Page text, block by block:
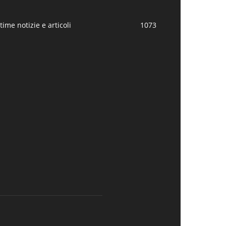
notizie e articoli 1073